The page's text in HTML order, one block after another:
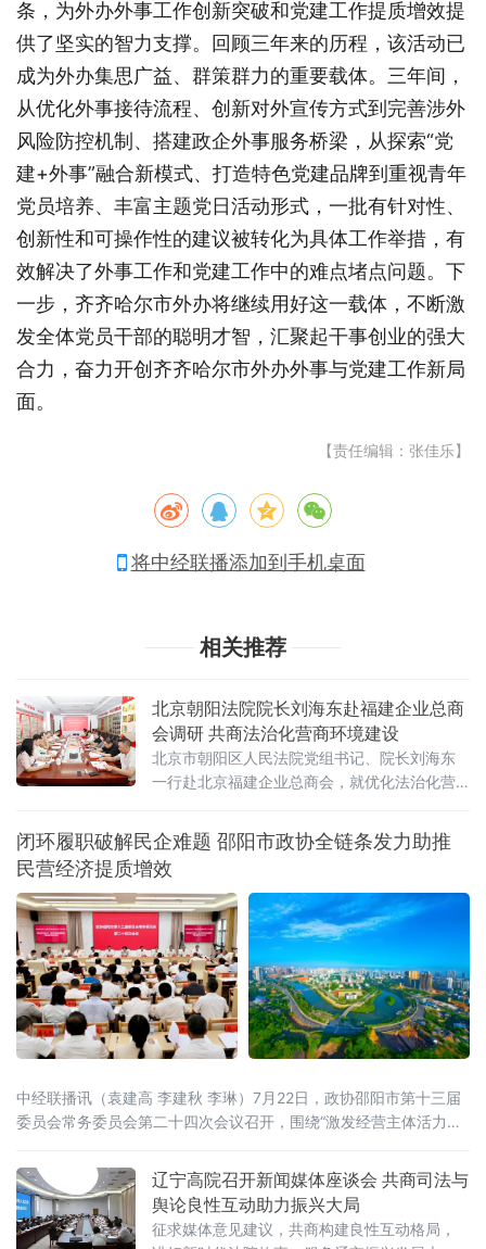
条，为外办外事工作创新突破和党建工作提质增效提
供了坚实的智力支撑。回顾三年来的历程，该活动已
成为外办集思广益、群策群力的重要载体。三年间，
从优化外事接待流程、创新对外宣传方式到完善涉外
风险防控机制、搭建政企外事服务桥梁，从探索“党
建+外事”融合新模式、打造特色党建品牌到重视青年
党员培养、丰富主题党日活动形式，一批有针对性、
创新性和可操作性的建议被转化为具体工作举措，有
效解决了外事工作和党建工作中的难点堵点问题。下
一步，齐齐哈尔市外办将继续用好这一载体，不断激
发全体党员干部的聪明才智，汇聚起干事创业的强大
合力，奋力开创齐齐哈尔市外办外事与党建工作新局
面。
【责任编辑：张佳乐】
将中经联播添加到手机桌面
相关推荐
北京朝阳法院院长刘海东赴福建企业总商
会调研 共商法治化营商环境建设
北京市朝阳区人民法院党组书记、院长刘海东
一行赴北京福建企业总商会，就优化法治化营
开展专题调研座谈。
闭环履职破解民企难题 邵阳市政协全链条发力助推
民营经济提质增效
中经联播讯（袁建高 李建秋 李琳）7月22日，政协邵阳市第十三届
委员会常务委员会第二十四次会议召开，围绕“激发经营主体活力，
话，市政协主席周文主持。会上审议通过了《关于“激发经营主体活
力，助力民营经济提质增效”向中共邵阳市委、市人民政府的建议
案》。这场协商议政，标志着邵阳市政协围绕同一议题，完成了从
专题调研、跨省考察、联合行动到建言建策的
辽宁高院召开新闻媒体座谈会 共商司法与
舆论良性互动助力振兴大局
征求媒体意见建议，共商构建良性互动格局，